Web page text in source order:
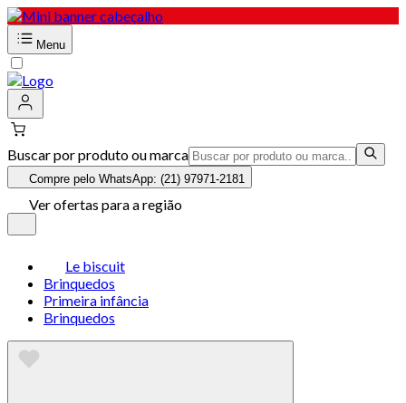
Menu
Buscar por produto ou marca
Compre pelo WhatsApp: (21) 97971-2181
Ver ofertas para a região
Le biscuit
Brinquedos
Primeira infância
Brinquedos